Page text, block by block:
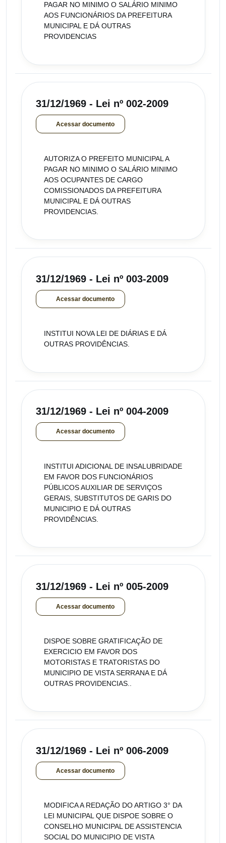
PAGAR NO MINIMO O SALÁRIO MINIMO
AOS FUNCIONÁRIOS DA PREFEITURA
MUNICIPAL E DÁ OUTRAS
PROVIDENCIAS
31/12/1969 - Lei nº 002-2009
Acessar documento
AUTORIZA O PREFEITO MUNICIPAL A
PAGAR NO MINIMO O SALÁRIO MINIMO
AOS OCUPANTES DE CARGO
COMISSIONADOS DA PREFEITURA
MUNICIPAL E DÁ OUTRAS
PROVIDENCIAS.
31/12/1969 - Lei nº 003-2009
Acessar documento
INSTITUI NOVA LEI DE DIÁRIAS E DÁ
OUTRAS PROVIDÊNCIAS.
31/12/1969 - Lei nº 004-2009
Acessar documento
INSTITUI ADICIONAL DE INSALUBRIDADE
EM FAVOR DOS FUNCIONÁRIOS
PÚBLICOS AUXILIAR DE SERVIÇOS
GERAIS, SUBSTITUTOS DE GARIS DO
MUNICIPIO E DÁ OUTRAS
PROVIDÊNCIAS.
31/12/1969 - Lei nº 005-2009
Acessar documento
DISPOE SOBRE GRATIFICAÇÃO DE
EXERCICIO EM FAVOR DOS
MOTORISTAS E TRATORISTAS DO
MUNICIPIO DE VISTA SERRANA E DÁ
OUTRAS PROVIDENCIAS..
31/12/1969 - Lei nº 006-2009
Acessar documento
MODIFICA A REDAÇÃO DO ARTIGO 3° DA
LEI MUNICIPAL QUE DISPOE SOBRE O
CONSELHO MUNICIPAL DE ASSISTENCIA
SOCIAL DO MUNICIPIO DE VISTA